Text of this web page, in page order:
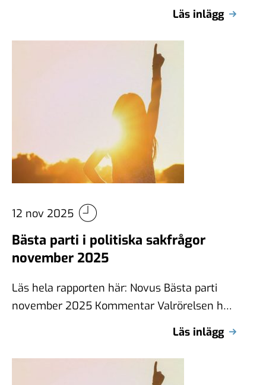
Läs inlägg
12 nov 2025
Bästa parti i politiska sakfrågor
november 2025
Läs hela rapporten här: Novus Bästa parti
november 2025 Kommentar Valrörelsen har
Läs inlägg